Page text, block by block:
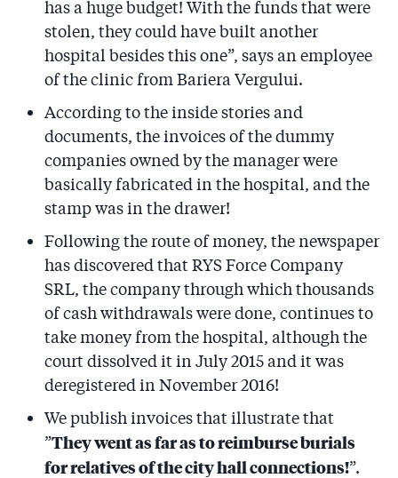
la primării! În acest timp, Secureanu amenaja
bucătăria spitalului cu o firmă de jocuri de noroc - La
mulți ani, România!
Casa lui Secureanu făcută cu banii spitalului este
pustie. ”Deconta pînă și facturile de la Leroy-Merlin și
Bricostore!” - Unde a dispărut?
Secureanu și-a pus numele pe statuia lui Mihai
Eminescu de la Viena - Cum a plătit Noventis, cel mai
mare furnizor al spitalului, petrecerea aniversară a
băiatului managerului!
Fosta șefă a PSD Austria i-a răzuit, peste noapte, cu
șpaclul, numele lui Secureanu de pe statuia lui
Eminescu. Rămășițele sînt încă acolo!
DNA mai are un dosar cu managerul de la Malaxa: l-a
mituit pe Dan Diaconescu! Mari politicieni tremură în
fața mesajului lui Secureanu - ”Îi am înregistrați pe
toți!”
Secureanu s-a pus pe statuia lui Eminescu, i-a urat
”Crăciun fericit!” lui Seneca și vrea să-și cumpere
apartamentul RAPPS în numele lui ”Constantin
has a huge budget! With the funds that were
stolen, they could have built another
hospital besides this one”, says an employee
of the clinic from Bariera Vergului.
According to the inside stories and
documents, the invoices of the dummy
companies owned by the manager were
basically fabricated in the hospital, and the
stamp was in the drawer!
Following the route of money, the newspaper
has discovered that RYS Force Company
SRL, the company through which thousands
of cash withdrawals were done, continues to
take money from the hospital, although the
court dissolved it in July 2015 and it was
deregistered in November 2016!
We publish invoices that illustrate that
”They went as far as to reimburse burials
for relatives of the city hall connections!”.